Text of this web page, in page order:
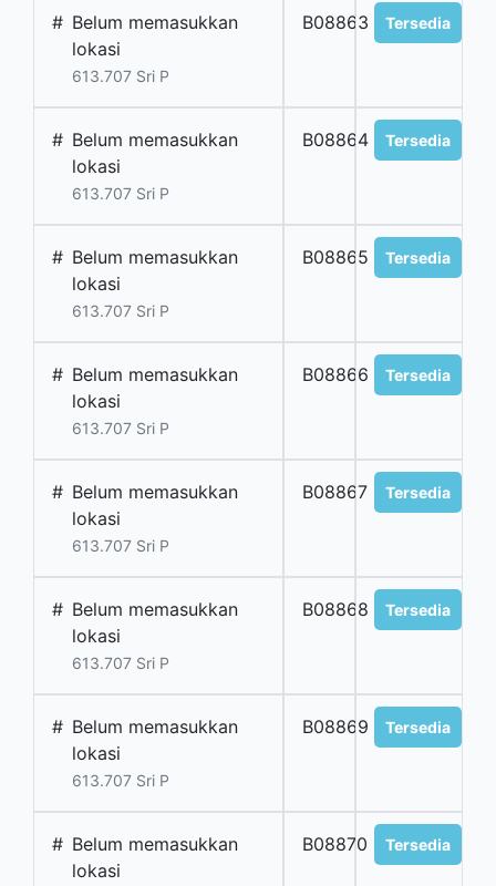
# Belum memasukkan
lokasi
613.707 Sri P
B08863 Tersedia
# Belum memasukkan
lokasi
613.707 Sri P
B08864 Tersedia
# Belum memasukkan
lokasi
613.707 Sri P
B08865 Tersedia
# Belum memasukkan
lokasi
613.707 Sri P
B08866 Tersedia
# Belum memasukkan
lokasi
613.707 Sri P
B08867 Tersedia
# Belum memasukkan
lokasi
613.707 Sri P
B08868 Tersedia
# Belum memasukkan
lokasi
613.707 Sri P
B08869 Tersedia
# Belum memasukkan
lokasi
B08870 Tersedia